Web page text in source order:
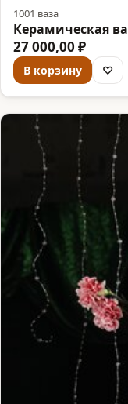
1001 ваза
Керамическая
27 000,00 ₽
В корзину ♡